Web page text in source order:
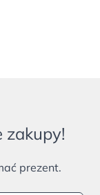
zakupy!
prezent.